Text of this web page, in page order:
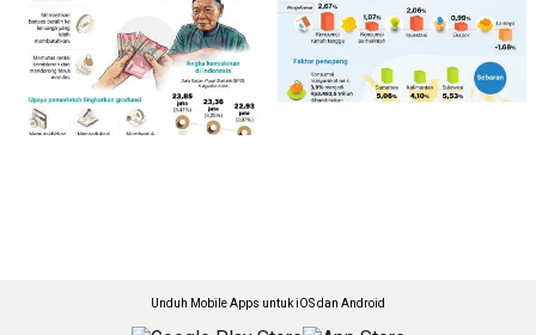
Unduh Mobile Apps untuk iOS dan Android